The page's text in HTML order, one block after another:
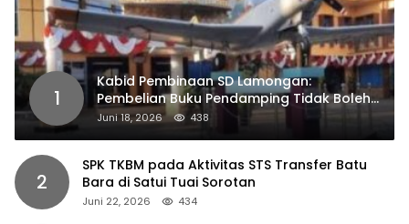
1
Kabid Pembinaan SD Lamongan:
Pembelian Buku Pendamping Tidak Boleh
Dipaksakan
Juni 18, 2026 438
2
SPK TKBM pada Aktivitas STS Transfer Batu
Bara di Satui Tuai Sorotan
Juni 22, 2026 434